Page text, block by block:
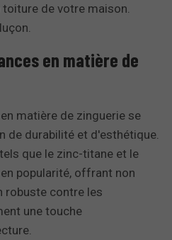
de votre maison.
en matière de
matière de zinguerie se
de durabilité et d'esthétique.
que le zinc-titane et le
popularité, offrant non
robuste contre les
une touche